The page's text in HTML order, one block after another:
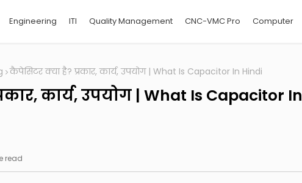
Engineering ITI Quality Management CNC-VMC Pro Computer
कैपेसिटर क्या है? प्रकार, कार्य, उपयोग | What Is Capacitor In Hindi
कार्य, उपयोग | What Is Capacitor In
read